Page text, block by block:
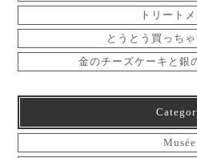
トリート
とうとう買っちゃ
金のチーズケーキと銀
Musée